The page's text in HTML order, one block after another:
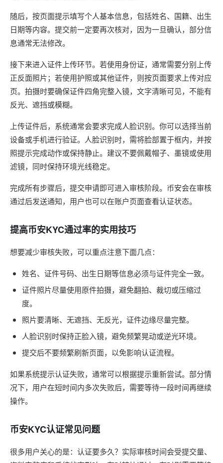
随后，按页面提示填写个人基本信息，包括姓名、国籍、出生
日期等内容。提交前一定要再次核对，因为一旦确认，部分信
息通常无法修改。
接下来进入证件上传环节。若使用身份证，通常需要分别上传
正反面照片；若使用护照或其他证件，则按页面要求上传对应
页。拍摄时要确保证件四角完整入镜，文字清晰可见，不能有
反光、遮挡或模糊。
上传证件后，系统通常会要求完成人脸识别。你可以选择当前
设备或手机进行验证。人脸识别时，需将脸部置于框内，并按
照提示完成动作或保持静止。建议不要佩戴帽子、墨镜或使用
滤镜，同时保持环境光线稳定。
完成所有步骤后，提交申请即可进入审核阶段。币安会在审核
通过后发送通知，用户也可以在账户页面查看认证状态。
提高币安KYC通过率的实用技巧
想要减少审核失败，可以重点注意下面几点：
姓名、证件号码、出生日期等信息必须与证件完全一致。
证件照片尽量使用原件拍摄，避免翻拍、裁切或压缩过
度。
照片要清晰、无遮挡、无反光，证件边缘尽量完整。
人脸识别时保持正脸入镜，避免频繁晃动或逆光环境。
提交后不要频繁刷新页面，以免影响认证流程。
如果系统提示认证失败，通常可以根据提示重新尝试。部分情
况下，用户在短时间内多次失败后，需要等待一段时间再继续
操作。
币安KYC认证常见问题
很多用户关心的是：认证要多久？实际审核时间会受提交量、